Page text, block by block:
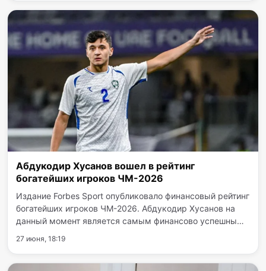
Абдукодир Хусанов вошел в рейтинг
богатейших игроков ЧМ-2026
Издание Forbes Sport опубликовало финансовый рейтинг
богатейших игроков ЧМ-2026. Абдукодир Хусанов на
данный момент является самым финансово успешным
узбекистанской команды. Аналитики Forbes
27 июня, 18:19